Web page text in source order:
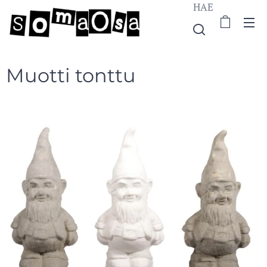
HAE
Muotti tonttu